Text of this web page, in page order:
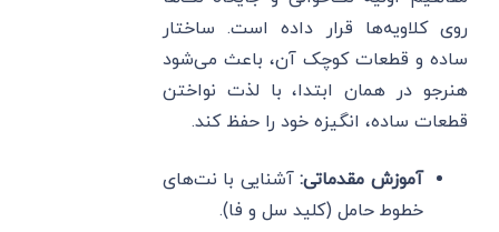
روی کلاویه‌ها قرار داده است. ساختار
ساده و قطعات کوچک آن، باعث می‌شود
هنرجو در همان ابتدا، با لذت نواختن
قطعات ساده، انگیزه خود را حفظ کند.
آموزش مقدماتی:آشنایی با نت‌های
خطوط حامل (کلید سل و فا).